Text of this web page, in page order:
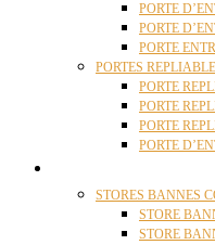
PORTE
PORTE
PORTE
PORTES
PORTE
PORTE
PORTE
PORTE
STORES BANNES
STORE
STORE